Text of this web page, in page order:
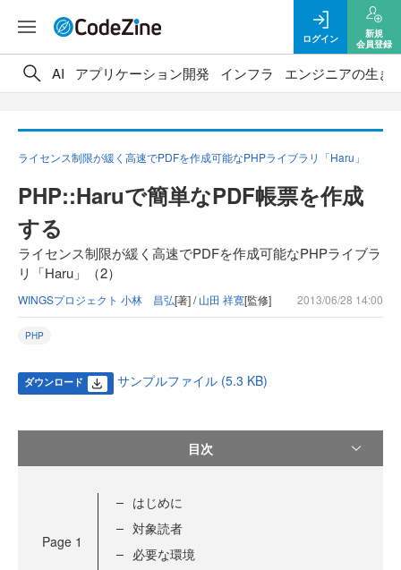
ログイン
新規
会員登録
AI アプリケーション開発 インフラ エンジニアの生き
ライセンス制限が緩く高速でPDFを作成可能なPHPライブラリ「Haru」
PHP::Haruで簡単なPDF帳票を作成
する
ライセンス制限が緩く高速でPDFを作成可能なPHPライブラ
リ「Haru」（2）
WINGSプロジェクト 小林 昌弘[著] /山田 祥寛[監修] 2013/06/28 14:00
PHP
ダウンロード サンプルファイル (5.3 KB)
目次
Page 1
はじめに
対象読者
必要な環境